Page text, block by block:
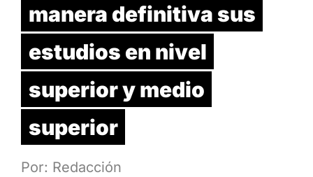
manera definitiva sus
estudios en nivel
superior y medio
superior
Por: Redacción